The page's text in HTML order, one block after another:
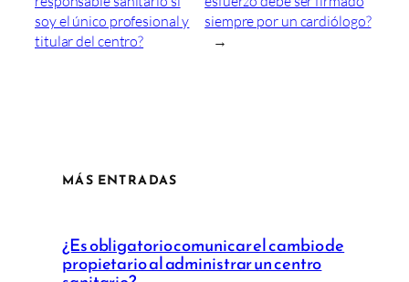
soy el único profesional y
titular del centro?
siempre por un cardiólogo?
→
MÁS ENTRADAS
¿Es obligatorio comunicar el cambio de
propietario al administrar un centro